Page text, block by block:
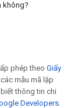
không?
phép theo Giấy
mẫu mã lập
thông tin chi
Developers.